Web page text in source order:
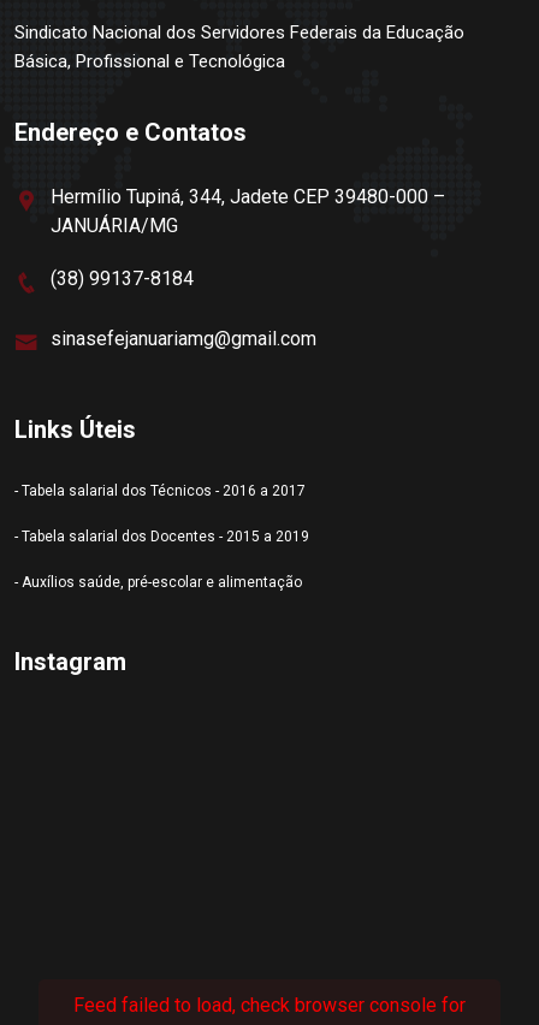
Sindicato Nacional dos Servidores Federais da Educação
Básica, Profissional e Tecnológica
Endereço e Contatos
Hermílio Tupiná, 344, Jadete CEP 39480-000 –
JANUÁRIA/MG
(38) 99137-8184
sinasefejanuariamg@gmail.com
Links Úteis
- Tabela salarial dos Técnicos - 2016 a 2017
- Tabela salarial dos Docentes - 2015 a 2019
- Auxílios saúde, pré-escolar e alimentação
Instagram
Feed failed to load, check browser console for